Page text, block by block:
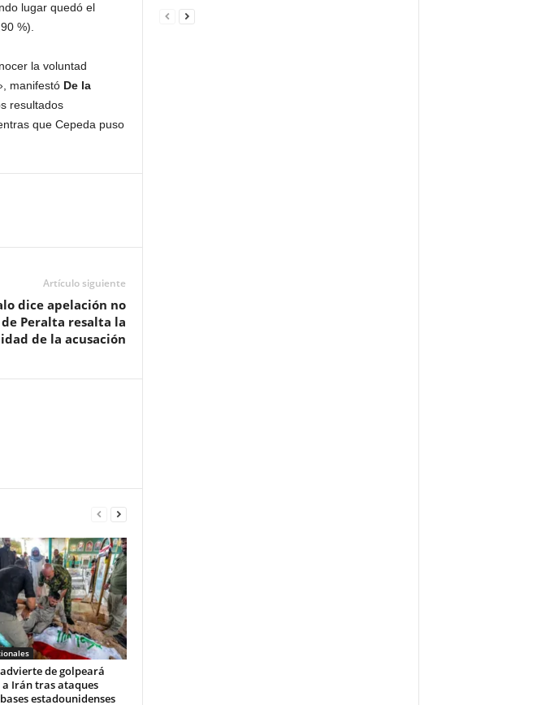
lugar quedó el
%).
la voluntad
manifestó De la
resultados
que Cepeda puso
Artículo siguiente
dice apelación no
Peralta resalta la
de la acusación
de golpeará
Irán tras ataques
estadounidenses